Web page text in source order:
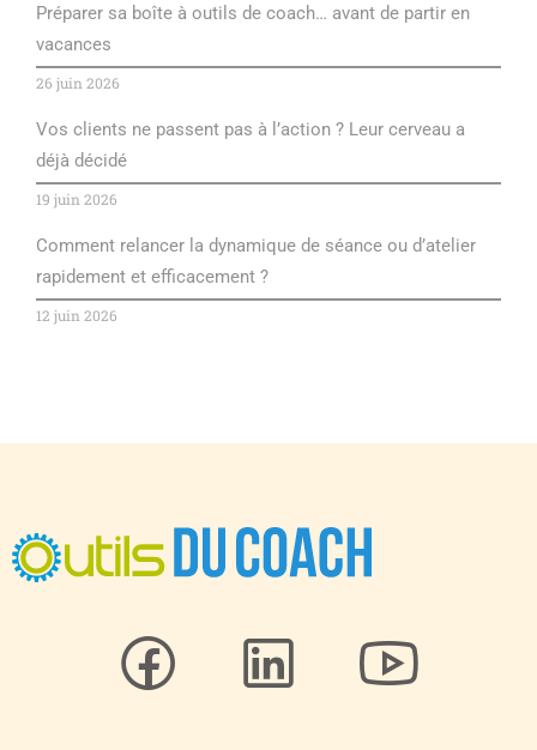
Préparer sa boîte à outils de coach… avant de partir en
vacances
26 juin 2026
Vos clients ne passent pas à l’action ? Leur cerveau a
déjà décidé
19 juin 2026
Comment relancer la dynamique de séance ou d’atelier
rapidement et efficacement ?
12 juin 2026